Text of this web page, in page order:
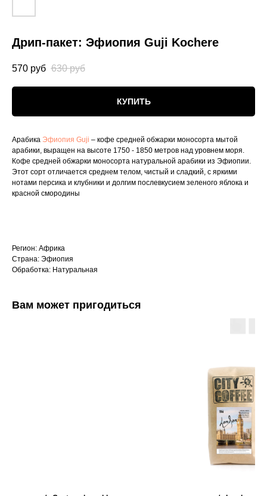
Дрип-пакет: Эфиопия Guji Kochere
570 руб 630 руб
КУПИТЬ
Арабика Эфиопия Guji – кофе средней обжарки моносорта мытой
арабики, выращен на высоте 1750 - 1850 метров над уровнем моря.
Кофе средней обжарки моносорта натуральной арабики из Эфиопии.
Этот сорт отличается среднем телом, чистый и сладкий, с яркими
нотами персика и клубники и долгим послевкусием зеленого яблока и
красной смородины
Регион: Африка
Страна: Эфиопия
Обработка: Натуральная
Вам может пригодиться